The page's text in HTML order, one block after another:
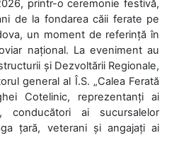
printr-o ceremonie festivă,
de la fondarea căii ferate pe
un moment de referință în
național. La eveniment au
și Dezvoltării Regionale,
general al Î.S. „Calea Ferată
Cotelinic, reprezentanți ai
conducători ai sucursalelor
țară, veterani și angajați ai